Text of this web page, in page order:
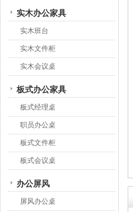
实木办公家具
实木班台
实木文件柜
实木会议桌
板式办公家具
板式经理桌
职员办公桌
板式文件柜
板式会议桌
办公屏风
屏风办公桌